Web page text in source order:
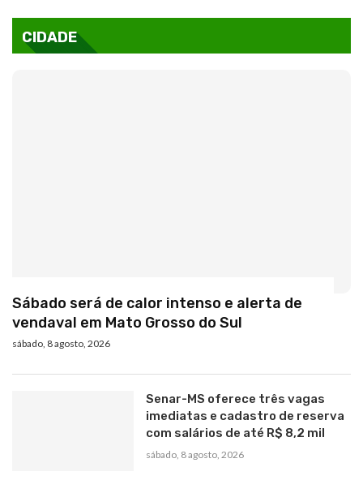
CIDADE
Sábado será de calor intenso e alerta de
vendaval em Mato Grosso do Sul
sábado, 8 agosto, 2026
Senar-MS oferece três vagas
imediatas e cadastro de reserva
com salários de até R$ 8,2 mil
sábado, 8 agosto, 2026